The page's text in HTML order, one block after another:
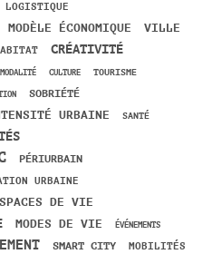
LOGISTIQUE
MODÈLE ÉCONOMIQUE
VILLE
CRÉATIVITÉ
CULTURE TOURISME
SOBRIÉTÉ
URBAINE SANTÉ
PÉRIURBAIN
URBAINE
DE VIE
MODES DE VIE ÉVÉNEMENTS
SMART CITY MOBILITÉS